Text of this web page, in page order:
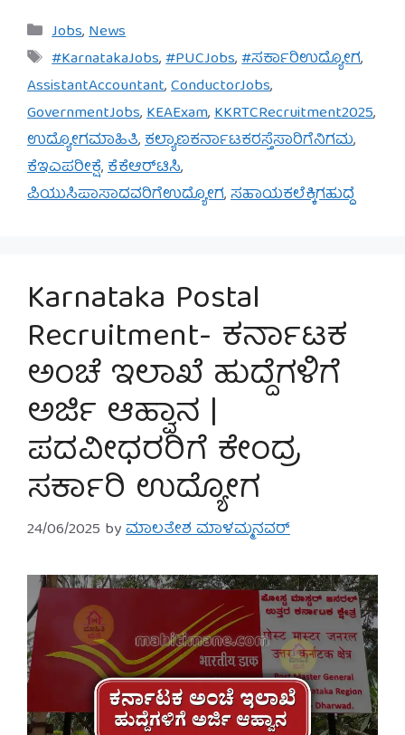
Categories
Jobs,News
Tags
#KarnatakaJobs,#PUCJobs,#ಸರ್ಕಾರಿಉದ್ಯೋಗ,
AssistantAccountant,ConductorJobs,
GovernmentJobs,KEAExam,KKRTCRecruitment2025,
ಉದ್ಯೋಗಮಾಹಿತಿ,ಕಲ್ಯಾಣಕರ್ನಾಟಕರಸ್ತೆಸಾರಿಗೆನಿಗಮ,
ಕೆಇಎಪರೀಕ್ಷೆ,ಕೆಕೆಆರ್‌ಟಿಸಿ,
ಪಿಯುಸಿಪಾಸಾದವರಿಗೆಉದ್ಯೋಗ,ಸಹಾಯಕಲೆಕ್ಕಿಗಹುದ್ದೆ
Karnataka Postal
Recruitment- ಕರ್ನಾಟಕ
ಅಂಚೆ ಇಲಾಖೆ ಹುದ್ದೆಗಳಿಗೆ
ಅರ್ಜಿ ಆಹ್ವಾನ |
ಪದವೀಧರರಿಗೆ ಕೇಂದ್ರ
ಸರ್ಕಾರಿ ಉದ್ಯೋಗ
24/06/2025 byಮಾಲತೇಶ ಮಾಳಮ್ಮನವರ್